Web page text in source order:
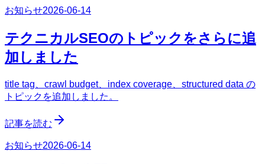
お知らせ2026-06-14
テクニカルSEOのトピックをさらに追
加しました
title tag、crawl budget、index coverage、structured data の
トピックを追加しました。
記事を読む
お知らせ2026-06-14